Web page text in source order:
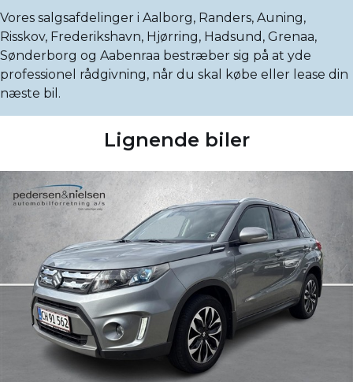
Vores salgsafdelinger i Aalborg, Randers, Auning,
Risskov, Frederikshavn, Hjørring, Hadsund, Grenaa,
Sønderborg og Aabenraa bestræber sig på at yde
professionel rådgivning, når du skal købe eller lease din
næste bil.
Lignende biler